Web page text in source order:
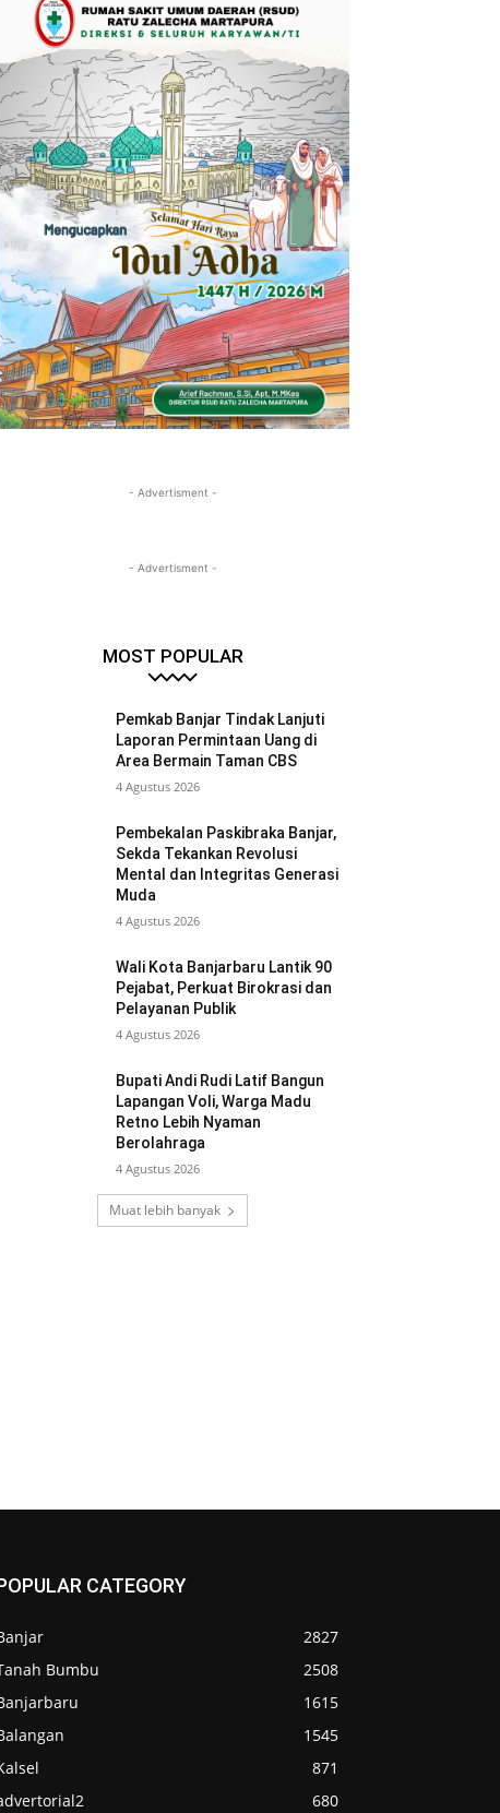
- Advertisment -
- Advertisment -
MOST POPULAR
Pemkab Banjar Tindak Lanjuti
Laporan Permintaan Uang di
Area Bermain Taman CBS
4 Agustus 2026
Pembekalan Paskibraka Banjar,
Sekda Tekankan Revolusi
Mental dan Integritas Generasi
Muda
4 Agustus 2026
Wali Kota Banjarbaru Lantik 90
Pejabat, Perkuat Birokrasi dan
Pelayanan Publik
4 Agustus 2026
Bupati Andi Rudi Latif Bangun
Lapangan Voli, Warga Madu
Retno Lebih Nyaman
Berolahraga
4 Agustus 2026
Muat lebih banyak
CATEGORY
2827
Bumbu
2508
1615
1545
871
680